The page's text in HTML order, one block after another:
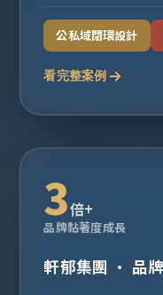
公私域閉環設計
看完整案例
3倍+
品牌黏著度成長
軒郁集團 · 品